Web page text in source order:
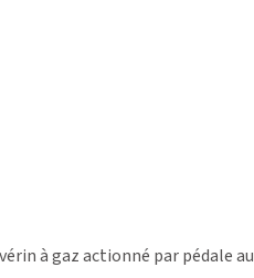
à gaz actionné par pédale